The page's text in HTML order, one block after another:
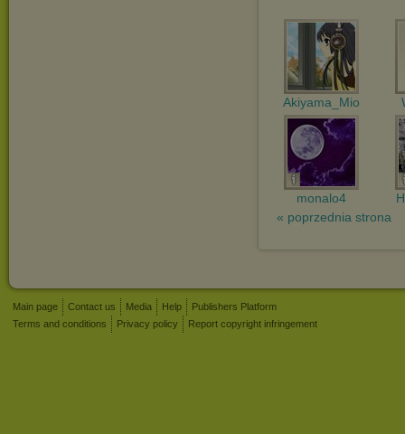
Akiyama_Mio
monalo4
« poprzednia strona
Main page Contact us Media Help
Publishers Platform
Terms and conditions
Privacy policy Report copyright infringement